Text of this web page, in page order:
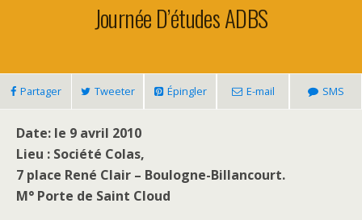
Journée D’études ADBS
Partager Tweeter Épingler E-mail SMS
Date: le 9 avril 2010
Lieu : Société Colas,
7 place René Clair – Boulogne-Billancourt.
M° Porte de Saint Cloud